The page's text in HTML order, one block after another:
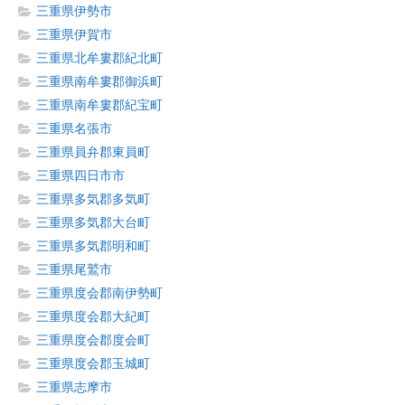
三重県伊勢市
三重県伊賀市
三重県北牟婁郡紀北町
三重県南牟婁郡御浜町
三重県南牟婁郡紀宝町
三重県名張市
三重県員弁郡東員町
三重県四日市市
三重県多気郡多気町
三重県多気郡大台町
三重県多気郡明和町
三重県尾鷲市
三重県度会郡南伊勢町
三重県度会郡大紀町
三重県度会郡度会町
三重県度会郡玉城町
三重県志摩市